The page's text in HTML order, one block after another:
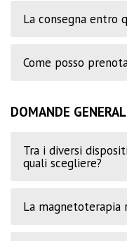
La consegna entro
Come posso
DOMANDE
Tra i diversi
quali scegliere?
La magnetoterapia